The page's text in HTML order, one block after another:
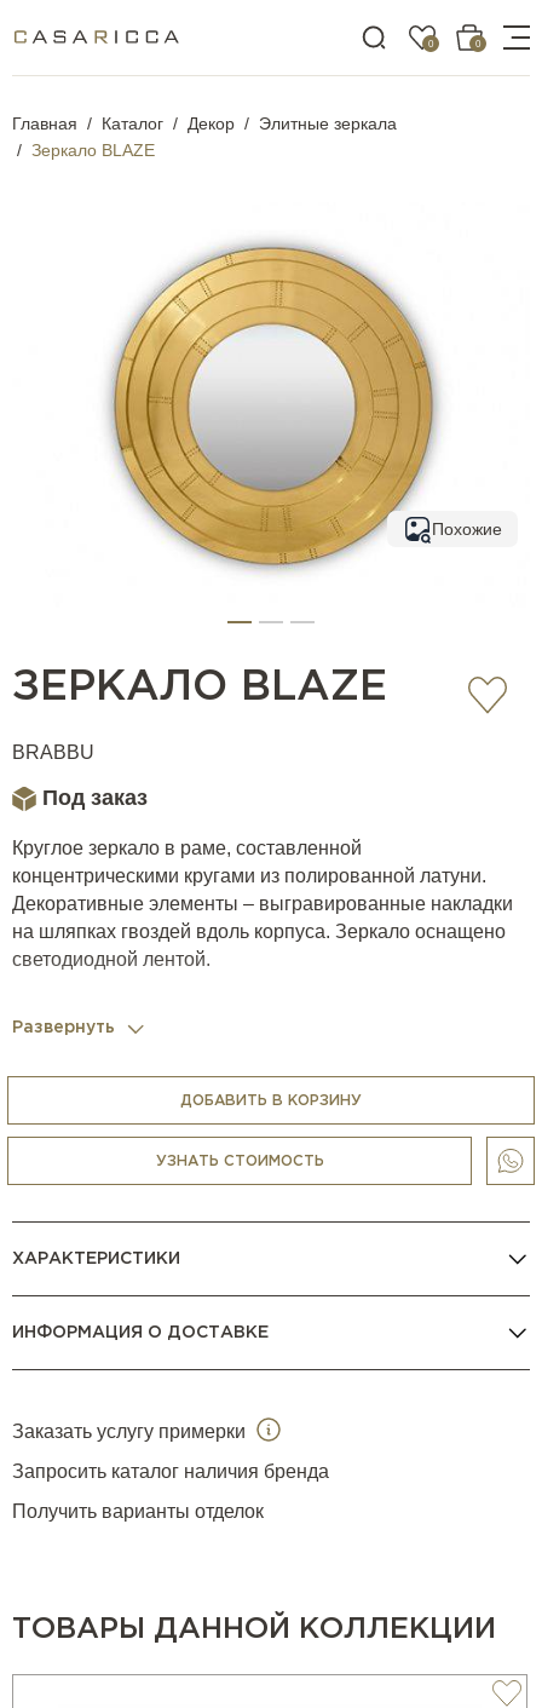
0 0
Главная Каталог Декор
Элитные зеркала
Зеркало BLAZE
Похожие
ЗЕРКАЛО BLAZE
BRABBU
Под заказ
Круглое зеркало в раме, составленной
концентрическими кругами из полированной латуни.
Декоративные элементы – выгравированные накладки
на шляпках гвоздей вдоль корпуса. Зеркало оснащено
светодиодной лентой.
Развернуть
ДОБАВИТЬ В КОРЗИНУ
УЗНАТЬ СТОИМОСТЬ
ХАРАКТЕРИСТИКИ
ИНФОРМАЦИЯ О ДОСТАВКЕ
Заказать услугу примерки
Запросить каталог наличия бренда
Получить варианты отделок
ТОВАРЫ ДАННОЙ КОЛЛЕКЦИИ